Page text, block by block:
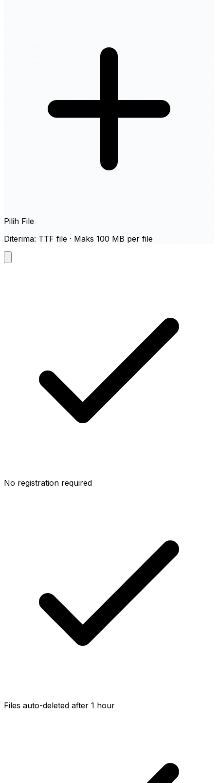
Pilih File
Diterima: TTF file · Maks 100 MB per file
No registration required
Files auto-deleted after 1 hour